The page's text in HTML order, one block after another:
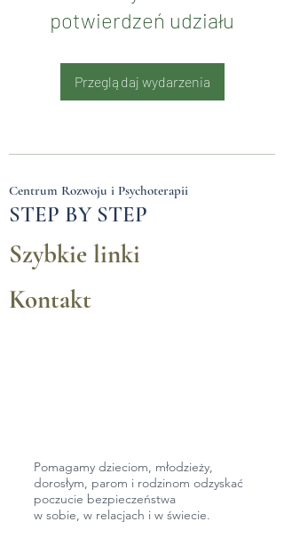
potwierdzeń udziału
Przeglądaj wydarzenia
Centrum Rozwoju i Psychoterapii
STEP BY STEP
Szybkie linki
Kontakt
Pomagamy dzieciom, młodzieży,
dorosłym, parom i rodzinom odzyskać
poczucie bezpieczeństwa
w sobie, w relacjach i w świecie.